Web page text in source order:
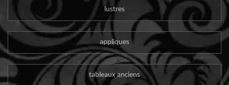
lustres
appliques
tableaux anciens